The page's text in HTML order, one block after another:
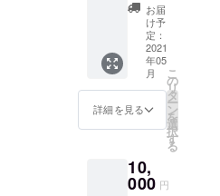
SENDA
I」Lフ
ラッグ
2色デザ
イン
お届
け予
定：
2021
年05
月
詳細を見る
こ
の
リ
タ
ー
ン
を
選
択
す
る
10,
000 円